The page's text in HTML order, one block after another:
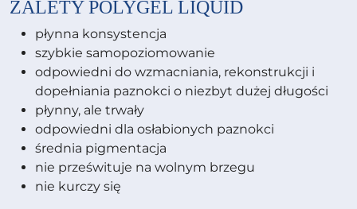
ZALETYPOLYGEL LIQUID
płynna konsystencja
szybkie samopoziomowanie
odpowiedni do wzmacniania, rekonstrukcji i
dopełniania paznokci o niezbyt dużej długości
płynny, ale trwały
odpowiedni dla osłabionych paznokci
średnia pigmentacja
nie prześwituje na wolnym brzegu
nie kurczy się